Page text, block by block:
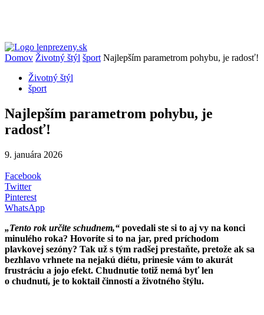
Domov Životný štýl šport Najlepším parametrom pohybu, je radosť!
Životný štýl
šport
Najlepším parametrom pohybu, je
radosť!
9. januára 2026
Facebook
Twitter
Pinterest
WhatsApp
„Tento rok určite schudnem,“ povedali ste si to aj vy na konci
minulého roka? Hovoríte si to na jar, pred príchodom
plavkovej sezóny? Tak už s tým radšej prestaňte, pretože ak sa
bezhlavo vrhnete na nejakú diétu, prinesie vám to akurát
frustráciu a jojo efekt. Chudnutie totiž nemá byť len
o chudnutí, je to koktail činností a životného štýlu.